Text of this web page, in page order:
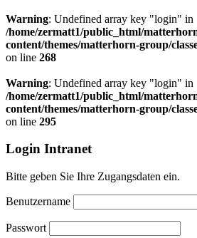
Warning: Undefined array key "login" in
/home/zermatt1/public_html/
content/themes/matterhorn-group/
on line 268
Warning: Undefined array key "login" in
/home/zermatt1/public_html/
content/themes/matterhorn-group/
on line 295
Login Intranet
Bitte geben Sie Ihre Zugangsdaten ein.
Benutzername
Passwort